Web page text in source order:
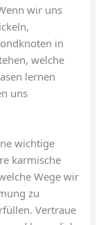
wir uns
in
welche
lernen
uns
wichtige
karmische
Wege wir
zu
Vertraue